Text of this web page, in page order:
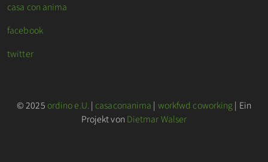
casa con anima
facebook
twitter
© 2025 ordino e.U.| casaconanima | workfwd coworking| Ein
Projekt von Dietmar Walser